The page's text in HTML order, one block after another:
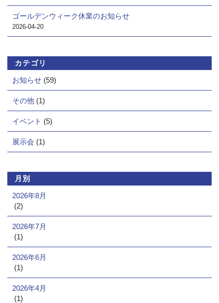
ゴールデンウィーク休業のお知らせ
2026-04-20
カテゴリ
お知らせ (59)
その他 (1)
イベント (5)
展示会 (1)
月別
2026年8月
(2)
2026年7月
(1)
2026年6月
(1)
2026年4月
(1)